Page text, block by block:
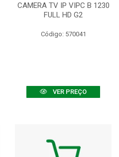
CAMERA TV IP VIPC B 1230
FULL HD G2
Código: 570041
VER PREÇO